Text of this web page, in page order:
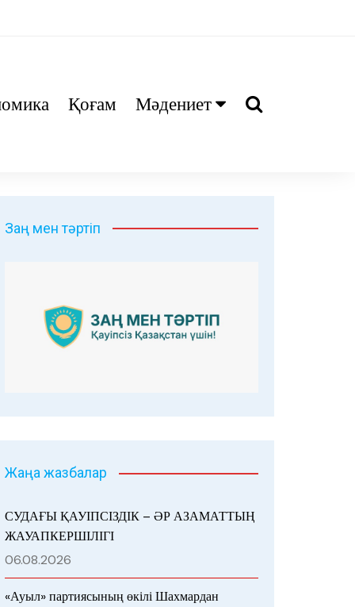
Қоғам Мәдениет
Заң мен тәртіп
Жаңа жазбалар
СУДАҒЫ ҚАУІПСІЗДІК – ӘР АЗАМАТТЫҢ
ЖАУАПКЕРШІЛІГІ
06.08.2026
«Ауыл» партиясының өкілі Шахмардан